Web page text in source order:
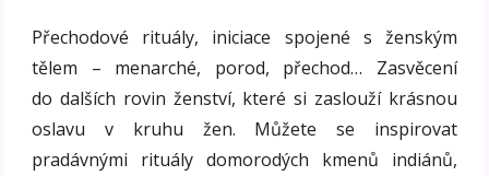
Přechodové rituály, iniciace spojené s ženským
tělem – menarché, porod, přechod… Zasvěcení
do dalších rovin ženství, které si zaslouží krásnou
oslavu v kruhu žen. Můžete se inspirovat
pradávnými rituály domorodých kmenů indiánů,